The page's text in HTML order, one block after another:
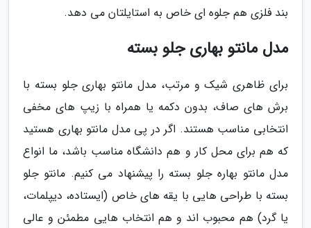
بند فلزی هم جلوه ای خاص به استایلتان می دهد.
مدل مانتو بهاری جلو بسته
برای ظاهری شیک و مرتب، مدل مانتو بهاری جلو بسته با
برش های صاف، بدون دکمه یا همراه با زیپ های مخفی
انتخابی مناسب هستند. اگر در پی مدل مانتو بهاری هستید
که هم برای محل کار و هم دانشگاه مناسب باشد، ما انواع
مدل مانتو بهاره جلو بسته را پیشنهاد می کنیم. مانتو جلو
بسته با طراحی هایی با یقه های خاص (ایستاده، دیپلمات،
یا گرد) هم محبوب اند و هم انتخاب هایی مطمئن و عالی